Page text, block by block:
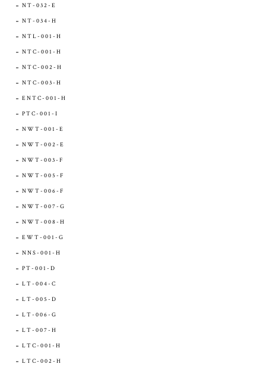
NT-032-E
NT-034-H
NTL-001-H
NTC-001-H
NTC-002-H
NTC-003-H
ENTC-001-H
PTC-001-I
NWT-001-E
NWT-002-E
NWT-003-F
NWT-005-F
NWT-006-F
NWT-007-G
NWT-008-H
EWT-001-G
NNS-001-H
PT-001-D
LT-004-C
LT-005-D
LT-006-G
LT-007-H
LTC-001-H
LTC-002-H